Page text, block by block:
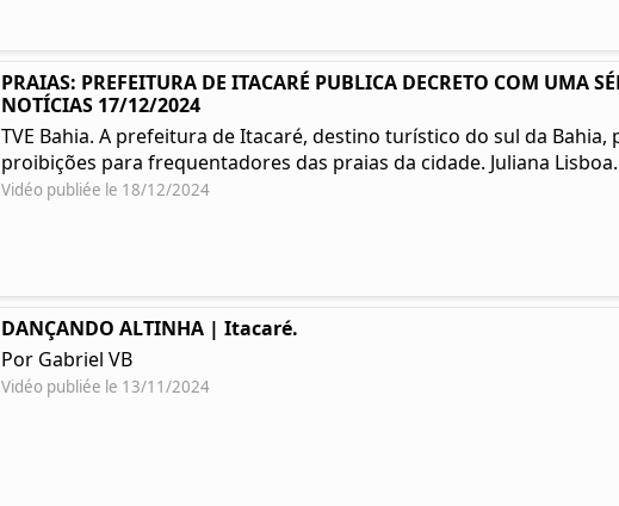
PRAIAS: PREFEITURA DE ITACARÉ PUBLICA DECRETO COM UMA
NOTÍCIAS 17/12/2024
TVE Bahia. A prefeitura de Itacaré, destino turístico do sul da
proibições para frequentadores das praias da cidade. Juliana Lisboa.
Vidéo publiée le 18/12/2024
DANÇANDO ALTINHA | Itacaré.
Por Gabriel VB
Vidéo publiée le 13/11/2024